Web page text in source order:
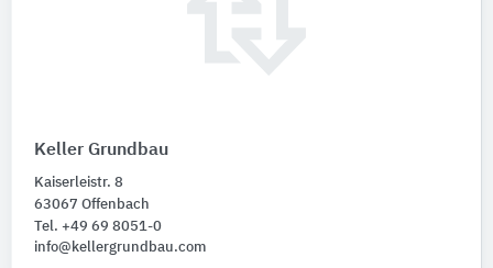
Keller Grundbau
Kaiserleistr. 8
63067 Offenbach
Tel. +49 69 8051-0
info@kellergrundbau.com